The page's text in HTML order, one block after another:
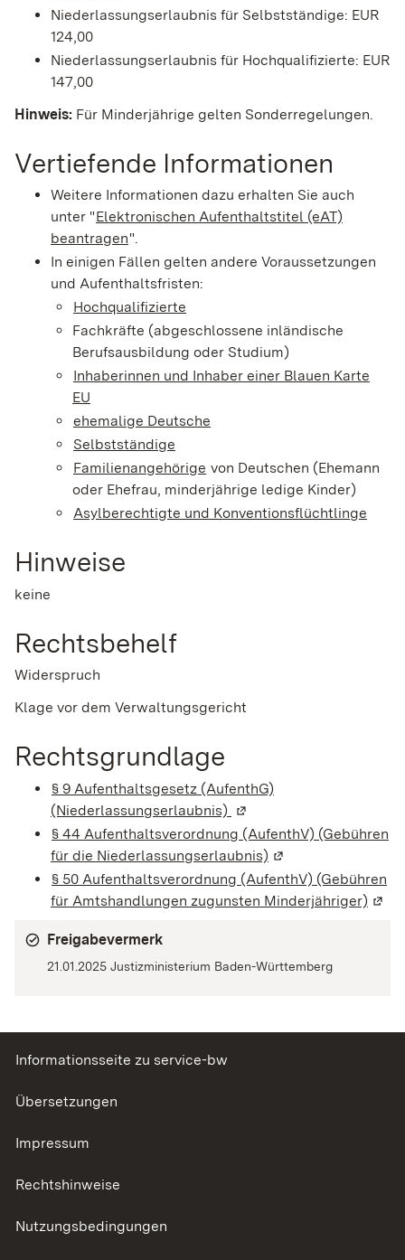
Niederlassungserlaubnis für Selbstständige: EUR
124,00
Niederlassungserlaubnis für Hochqualifizierte: EUR
147,00
Hinweis: Für Minderjährige gelten Sonderregelungen.
Vertiefende Informationen
Weitere Informationen dazu erhalten Sie auch
unter "Elektronischen Aufenthaltstitel (eAT)
beantragen".
In einigen Fällen gelten andere Voraussetzungen
und Aufenthaltsfristen:
Hochqualifizierte
Fachkräfte (abgeschlossene inländische
Berufsausbildung oder Studium)
Inhaberinnen und Inhaber einer Blauen Karte
EU
ehemalige Deutsche
Selbstständige
Familienangehörige von Deutschen (Ehemann
oder Ehefrau, minderjährige ledige Kinder)
Asylberechtigte und Konventionsflüchtlinge
Hinweise
keine
Rechtsbehelf
Widerspruch
Klage vor dem Verwaltungsgericht
Rechtsgrundlage
§ 9 Aufenthaltsgesetz (AufenthG)
(Niederlassungserlaubnis) (Wird in einem neuen
§ 44 Aufenthaltsverordnung (AufenthV) (Gebühren
für die Niederlassungserlaubnis) (Wird in einem
§ 50 Aufenthaltsverordnung (AufenthV) (Gebühren
für Amtshandlungen zugunsten Minderjähriger)
Freigabevermerk
21.01.2025 Justizministerium Baden-Württemberg
Informationsseite zu service-bw
Übersetzungen
Impressum
Rechtshinweise
Nutzungsbedingungen